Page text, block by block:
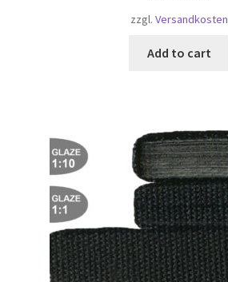
zzgl. Versandkosten
Add to cart